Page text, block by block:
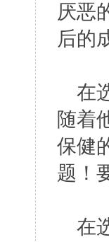
厌恶
后的
在
随着
保健
题！
在